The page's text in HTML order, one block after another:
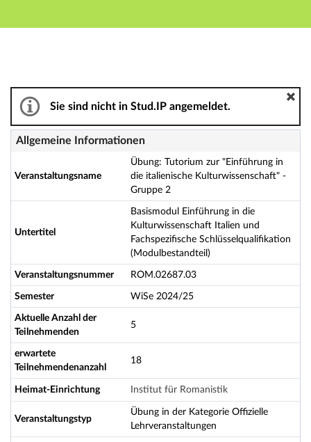
Hauptnavigation
Übung: Tutorium zur "Einführung in die italienische
Sie sind nicht in Stud.IP angemeldet.
Allgemeine Informationen
Veranstaltungsname
Übung: Tutorium zur "Einführung in
die italienische Kulturwissenschaft" -
Gruppe 2
Untertitel
Basismodul Einführung in die
Kulturwissenschaft Italien und
Fachspezifische Schlüsselqualifikation
(Modulbestandteil)
Veranstaltungsnummer ROM.02687.03
Semester WiSe 2024/25
Aktuelle Anzahl der
Teilnehmenden
5
erwartete
Teilnehmendenanzahl
18
Heimat-Einrichtung Institut für Romanistik
Veranstaltungstyp
Übung in der Kategorie Offizielle
Lehrveranstaltungen